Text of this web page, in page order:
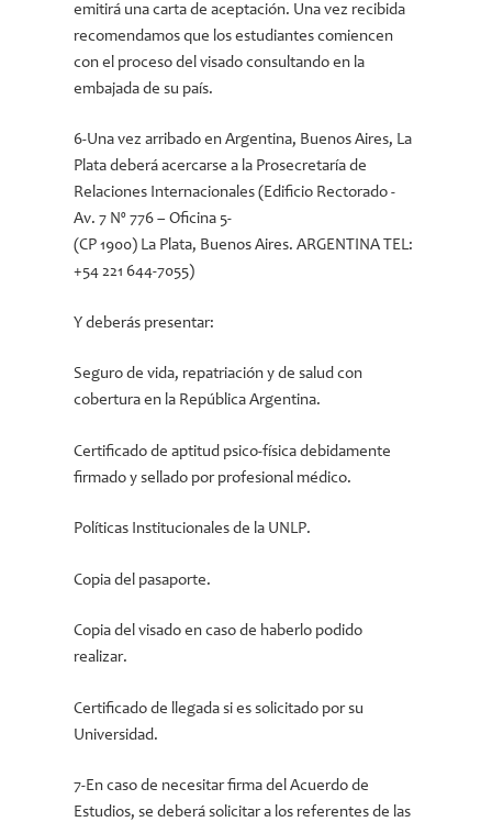
emitirá una carta de aceptación. Una vez recibida
recomendamos que los estudiantes comiencen
con el proceso del visado consultando en la
embajada de su país.
6-Una vez arribado en Argentina, Buenos Aires, La
Plata deberá acercarse a la Prosecretaría de
Relaciones Internacionales (Edificio Rectorado -⁠⁠⁠⁠⁠
Av. 7 Nº 776 – Oficina 5-⁠⁠⁠
(CP 1900) La Plata, Buenos Aires. ARGENTINA TEL:
+54 221 644-⁠⁠⁠⁠⁠7055)
Y deberás presentar:
Seguro de vida, repatriación y de salud con
cobertura en la República Argentina.
Certificado de aptitud psico-física debidamente
firmado y sellado por profesional médico.
Políticas Institucionales de la UNLP.
Copia del pasaporte.
Copia del visado en caso de haberlo podido
realizar.
Certificado de llegada si es solicitado por su
Universidad.
7-En caso de necesitar firma del Acuerdo de
Estudios, se deberá solicitar a los referentes de las